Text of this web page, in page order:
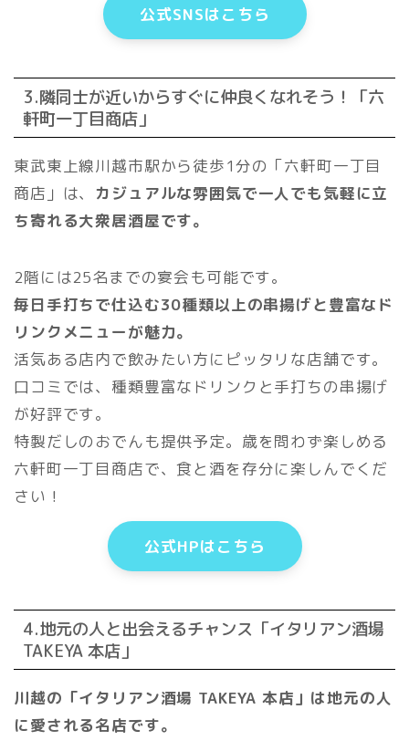
公式SNSはこちら
3.隣同士が近いからすぐに仲良くなれそう！「六
軒町一丁目商店」
東武東上線川越市駅から徒歩1分の「六軒町一丁目
商店」は、 カジュアルな雰囲気で一人でも気軽に立
ち寄れる大衆居酒屋です。
2階には25名までの宴会も可能です。
毎日手打ちで仕込む30種類以上の串揚げと豊富なド
リンクメニューが魅力。
活気ある店内で飲みたい方にピッタリな店舗です。
口コミでは、種類豊富なドリンクと手打ちの串揚げ
が好評です。
特製だしのおでんも提供予定。歳を問わず楽しめる
六軒町一丁目商店で、食と酒を存分に楽しんでくだ
さい！
公式HPはこちら
4.地元の人と出会えるチャンス「イタリアン酒場
TAKEYA 本店」
川越の「イタリアン酒場 TAKEYA 本店」は地元の人
に愛される名店です。